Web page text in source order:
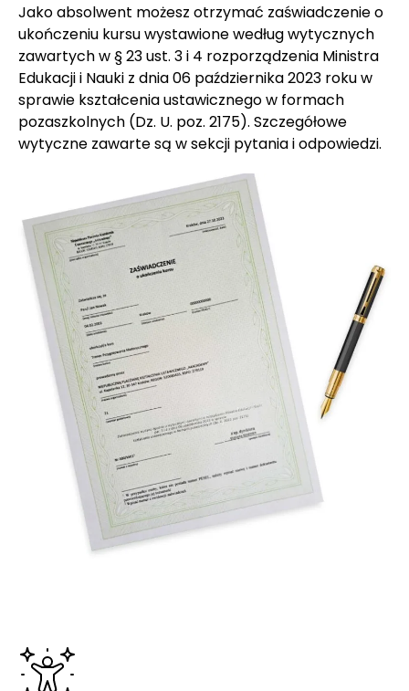
Jako absolwent możesz otrzymać zaświadczenie o
ukończeniu kursu wystawione według wytycznych
zawartych w § 23 ust. 3 i 4 rozporządzenia Ministra
Edukacji i Nauki z dnia 06 października 2023 roku w
sprawie kształcenia ustawicznego w formach
pozaszkolnych (Dz. U. poz. 2175). Szczegółowe
wytyczne zawarte są w sekcji pytania i odpowiedzi.